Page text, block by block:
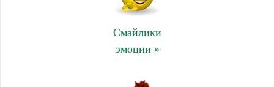
Смайлики
эмоции »